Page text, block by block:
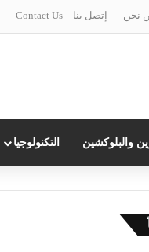
نحن إتصل بنا – Contact Us
والبلوكشين التكنولوجيا